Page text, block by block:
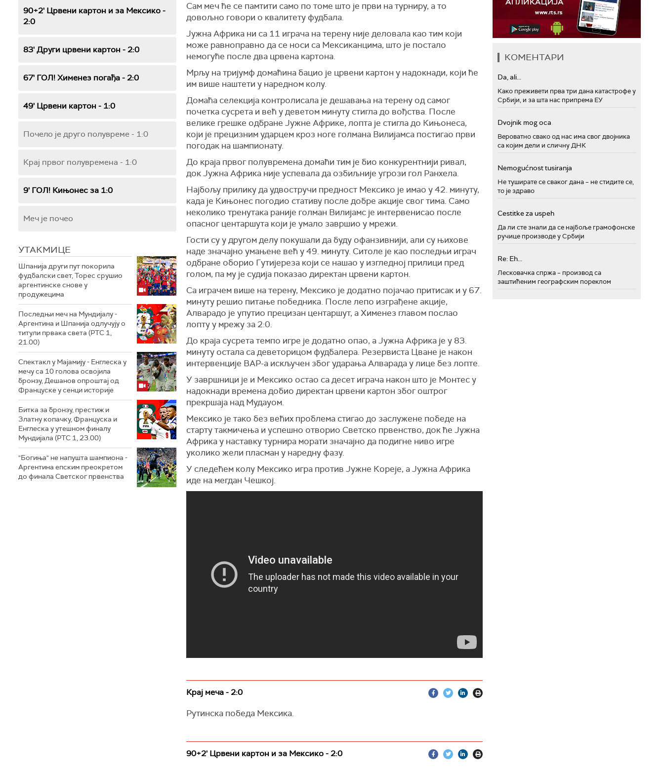
90+2' Црвени картон и за Мексико -
2:0
83' Други црвени картон - 2:0
67' ГОЛ! Хименез погађа - 2:0
49' Црвени картон - 1:0
Почело је друго полувреме - 1:0
Крај првог полувремена - 1:0
9' ГОЛ! Кињонес за 1:0
Меч је почео
УТАКМИЦЕ
Шпанија други пут покорила
фудбалски свет, Торес срушио
аргентинске снове у
продужецима
Последњи меч на Мундијалу -
Аргентина и Шпанија одлучују о
титули првака света (РТС 1,
21.00)
Спектакл у Мајамију - Енглеска у
мечу са 10 голова освојила
бронзу, Дешанов опроштај од
Француске у сенци историје
Битка за бронзу, престиж и
Златну копачку, Француска и
Енглеска у утешном финалу
Мундијала (РТС 1, 23.00)
"Богиња" не напушта шампиона -
Аргентина епским преокретом
до финала Светског првенства
Сам меч ће се памтити само по томе што је први на турниру, а то
довољно говори о квалитету фудбала.
Јужна Африка ни са 11 играча на терену није деловала као тим који
може равноправно да се носи са Мексиканцима, што је постало
немогуће после два црвена картона.
Мрљу на тријумф домаћина бацио је црвени картон у надокнади, који ће
им више наштети у наредном колу.
Домаћа селекција контролисала је дешавања на терену од самог
почетка сусрета и већ у деветом минуту стигла до вођства. После
велике грешке одбране Јужне Африке, лопта је стигла до Кињонеса,
који је прецизним ударцем кроз ноге голмана Вилијамса постигао први
погодак на шампионату.
До краја првог полувремена домаћи тим је био конкурентнији ривал,
док Јужна Африка није успевала да озбиљније угрози гол Ранхела.
Најбољу прилику да удвостручи предност Мексико је имао у 42. минуту,
када је Кињонес погодио стативу после добре акције свог тима. Само
неколико тренутака раније голман Вилијамс је интервенисао после
опасног центаршута који је умало завршио у мрежи.
Гости су у другом делу покушали да буду офанзивнији, али су њихове
наде значајно умањене већ у 49. минуту. Ситоле је као последњи играч
одбране оборио Гутијереза који се нашао у изгледној прилици пред
голом, па му је судија показао директан црвени картон.
Са играчем више на терену, Мексико је додатно појачао притисак и у 67.
минуту решио питање победника. После лепо изграђене акције,
Алварадо је упутио прецизан центаршут, а Хименез главом послао
лопту у мрежу за 2:0.
До краја сусрета темпо игре је додатно опао, а Јужна Африка је у 83.
минуту остала са деветорицом фудбалера. Резервиста Цване је након
интервенције ВАР-а искључен због ударања Алварада у лице без лопте.
У завршници је и Мексико остао са десет играча након што је Монтес у
надокнади времена добио директан црвени картон због оштрог
прекршаја над Мудауом.
Мексико је тако без већих проблема стигао до заслужене победе на
старту такмичења и успешно отворио Светско првенство, док ће Јужна
Африка у наставку турнира морати значајно да подигне ниво игре
уколико жели пласман у наредну фазу.
У следећем колу Мексико игра против Јужне Кореје, а Јужна Африка
иде на мегдан Чешкој.
Крај меча - 2:0
Рутинска победа Мексика.
90+2' Црвени картон и за Мексико - 2:0
КОМЕНТАРИ
Da, ali...
Како преживети прва три дана катастрофе у
Србији, и за шта нас припрема ЕУ
Dvojnik mog oca
Вероватно свако од нас има свог двојника
са којим дели и сличну ДНК
Nemogućnost tusiranja
Не туширате се сваког дана – не стидите се,
то је здраво
Cestitke za uspeh
Да ли сте знали да се најбоље грамофонске
ручице производе у Србији
Re: Eh...
Лесковачка спржа – производ са
заштићеним географским пореклом